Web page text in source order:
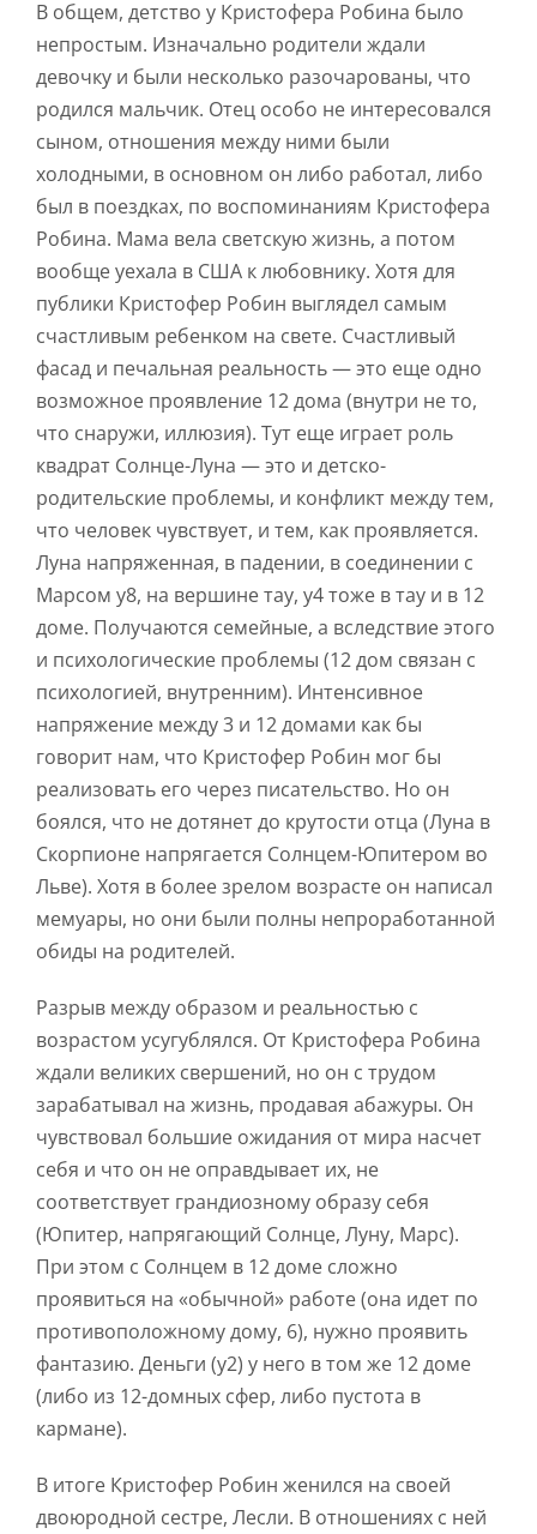
В общем, детство у Кристофера Робина было
непростым. Изначально родители ждали
девочку и были несколько разочарованы, что
родился мальчик. Отец особо не интересовался
сыном, отношения между ними были
холодными, в основном он либо работал, либо
был в поездках, по воспоминаниям Кристофера
Робина. Мама вела светскую жизнь, а потом
вообще уехала в США к любовнику. Хотя для
публики Кристофер Робин выглядел самым
счастливым ребенком на свете. Счастливый
фасад и печальная реальность — это еще одно
возможное проявление 12 дома (внутри не то,
что снаружи, иллюзия). Тут еще играет роль
квадрат Солнце-Луна — это и детско-
родительские проблемы, и конфликт между тем,
что человек чувствует, и тем, как проявляется.
Луна напряженная, в падении, в соединении с
Марсом у8, на вершине тау, у4 тоже в тау и в 12
доме. Получаются семейные, а вследствие этого
и психологические проблемы (12 дом связан с
психологией, внутренним). Интенсивное
напряжение между 3 и 12 домами как бы
говорит нам, что Кристофер Робин мог бы
реализовать его через писательство. Но он
боялся, что не дотянет до крутости отца (Луна в
Скорпионе напрягается Солнцем-Юпитером во
Льве). Хотя в более зрелом возрасте он написал
мемуары, но они были полны непроработанной
обиды на родителей.
Разрыв между образом и реальностью с
возрастом усугублялся. От Кристофера Робина
ждали великих свершений, но он с трудом
зарабатывал на жизнь, продавая абажуры. Он
чувствовал большие ожидания от мира насчет
себя и что он не оправдывает их, не
соответствует грандиозному образу себя
(Юпитер, напрягающий Солнце, Луну, Марс).
При этом с Солнцем в 12 доме сложно
проявиться на «обычной» работе (она идет по
противоположному дому, 6), нужно проявить
фантазию. Деньги (у2) у него в том же 12 доме
(либо из 12-домных сфер, либо пустота в
кармане).
В итоге Кристофер Робин женился на своей
двоюродной сестре, Лесли. В отношениях с ней